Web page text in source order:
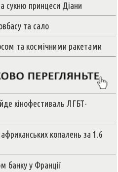
сукню принцеси Діани
та сало
та космічними ракетами
кінофестиваль ЛГБТ-
копалень за 1.6
банку у Франції